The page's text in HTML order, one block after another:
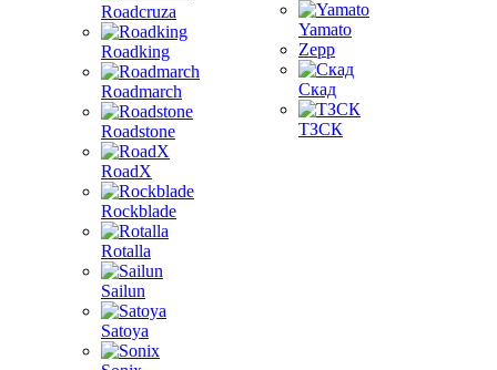
Roadcruza
Roadking
Roadmarch
Roadstone
RoadX
Rockblade
Rotalla
Sailun
Satoya
Yamato
Zepp
Скад
ТЗСК